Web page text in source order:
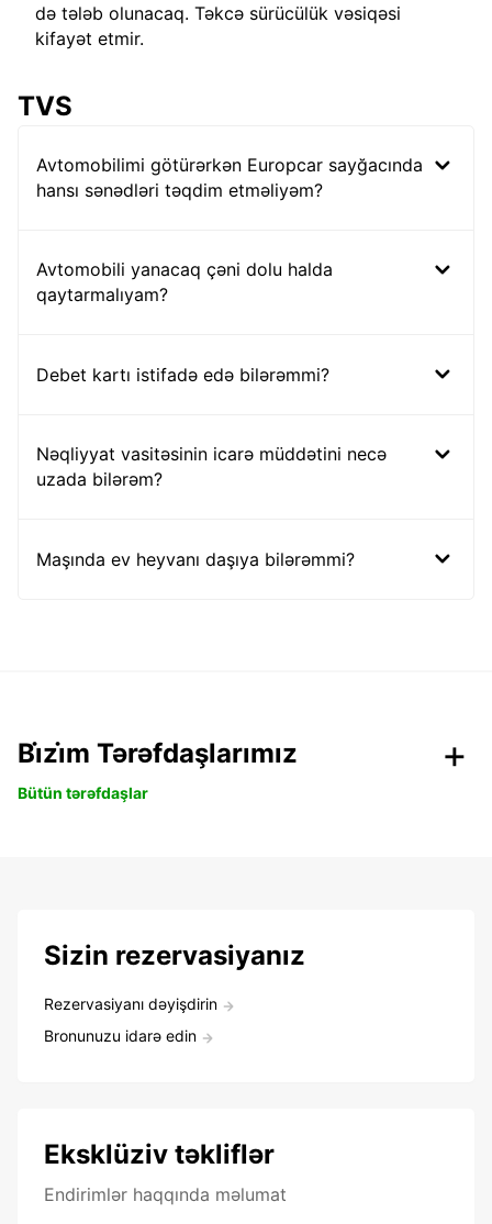
də tələb olunacaq. Təkcə sürücülük vəsiqəsi
kifayət etmir.
TVS
Avtomobilimi götürərkən Europcar sayğacında
hansı sənədləri təqdim etməliyəm?
Avtomobili yanacaq çəni dolu halda
qaytarmalıyam?
Debet kartı istifadə edə bilərəmmi?
Nəqliyyat vasitəsinin icarə müddətini necə
uzada bilərəm?
Maşında ev heyvanı daşıya bilərəmmi?
Bi̇zi̇m Tərəfdaşlarımız
Bütün tərəfdaşlar
Sizin rezervasiyanız
Rezervasiyanı dəyişdirin
Bronunuzu idarə edin
Eksklüziv təkliflər
Endirimlər haqqında məlumat